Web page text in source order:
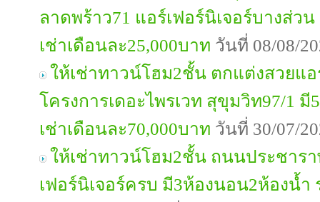
ลาดพร้าว71 แอร์เฟอร์นิเจอร์บางส่ว
เช่าเดือนละ25,000บาท วันที่ 08/08/
ให้เช่าทาวน์โฮม2ชั้น ตกแต่งสวยแอ
โครงการเดอะไพรเวท สุขุมวิท97/1
เช่าเดือนละ70,000บาท วันที่ 30/07/
ให้เช่าทาวน์โฮม2ชั้น ถนนประชาร
เฟอร์นิเจอร์ครบ มี3ห้องนอน2ห้องน้ำ